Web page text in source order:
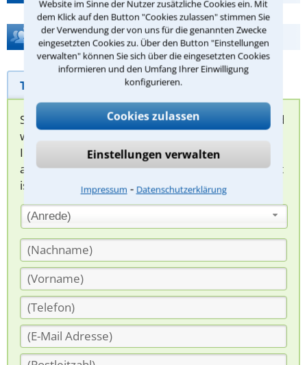
Website im Sinne der Nutzer zusätzliche Cookies ein. Mit
dem Klick auf den Button "Cookies zulassen" stimmen Sie
der Verwendung der von uns für die genannten Zwecke
eingesetzten Cookies zu. Über den Button "Einstellungen
verwalten" können Sie sich über die eingesetzten Cookies
informieren und den Umfang Ihrer Einwilligung
konfigurieren.
Cookies zulassen
Einstellungen verwalten
Impressum ⁃ Datenschutzerklärung
Hilfe bei Ihrer Anwaltsuche?
Telefonhilfe Beratungsanfrage
Sie können hier Ihren Fall schildern. Anschließend
werden sich spezialisierte Rechtsanwälte bei
Ihnen melden, um das weitere Vorgehen
abzuklären. Die Rückmeldung durch einen Anwalt
ist für Sie kostenlos.
(Anrede)